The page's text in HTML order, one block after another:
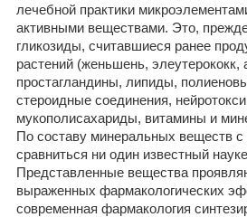
лечебной практики
активными веществами. Это,
гликозиды, считавшиеся ранее
растений (женьшень, элеутерококк,
простагландины, липиды,
стероидные соединения,
мукополисахариды, витамины и
По составу минеральных веществ с
сравниться ни один известный
Представленные вещества
выраженных фармакологических
современная фармакология